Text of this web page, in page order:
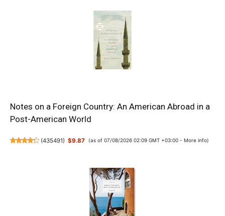
Notes on a Foreign Country: An American Abroad in a
Post-American World
(435491) $9.87 (as of 07/08/2026 02:09 GMT +03:00 - More info)